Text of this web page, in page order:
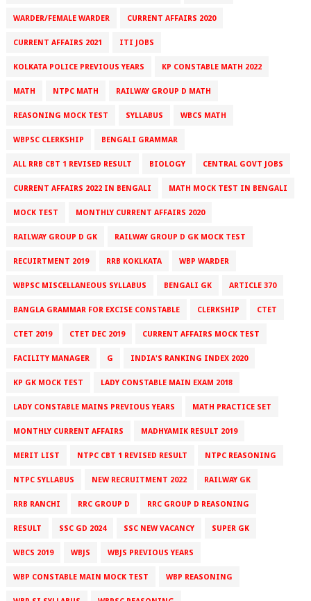
WARDER/FEMALE WARDER CURRENT AFFAIRS 2020
CURRENT AFFAIRS 2021 ITI JOBS
KOLKATA POLICE PREVIOUS YEARS KP CONSTABLE MATH 2022
MATH NTPC MATH RAILWAY GROUP D MATH
REASONING MOCK TEST SYLLABUS WBCS MATH
WBPSC CLERKSHIP BENGALI GRAMMAR
ALL RRB CBT 1 REVISED RESULT BIOLOGY CENTRAL GOVT JOBS
CURRENT AFFAIRS 2022 IN BENGALI MATH MOCK TEST IN BENGALI
MOCK TEST MONTHLY CURRENT AFFAIRS 2020
RAILWAY GROUP D GK RAILWAY GROUP D GK MOCK TEST
RECUIRTMENT 2019 RRB KOKLKATA WBP WARDER
WBPSC MISCELLANEOUS SYLLABUS BENGALI GK ARTICLE 370
BANGLA GRAMMAR FOR EXCISE CONSTABLE CLERKSHIP CTET
CTET 2019 CTET DEC 2019 CURRENT AFFAIRS MOCK TEST
FACILITY MANAGER G INDIA'S RANKING INDEX 2020
KP GK MOCK TEST LADY CONSTABLE MAIN EXAM 2018
LADY CONSTABLE MAINS PREVIOUS YEARS MATH PRACTICE SET
MONTHLY CURRENT AFFAIRS MADHYAMIK RESULT 2019
MERIT LIST NTPC CBT 1 REVISED RESULT NTPC REASONING
NTPC SYLLABUS NEW RECRUITMENT 2022 RAILWAY GK
RRB RANCHI RRC GROUP D RRC GROUP D REASONING
RESULT SSC GD 2024 SSC NEW VACANCY SUPER GK
WBCS 2019 WBJS WBJS PREVIOUS YEARS
WBP CONSTABLE MAIN MOCK TEST WBP REASONING